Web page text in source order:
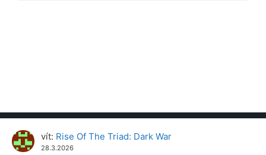
vít: Rise Of The Triad: Dark War
28.3.2026